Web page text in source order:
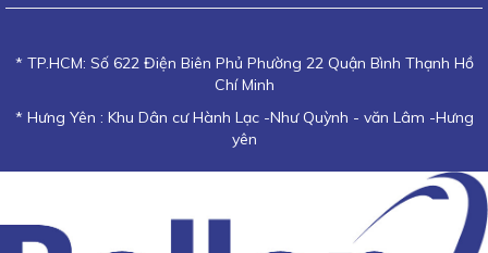
* TP.HCM: Số 622 Điện Biên Phủ Phường 22 Quận Bình Thạnh Hồ
Chí Minh
* Hưng Yên : Khu Dân cư Hành Lạc -Như Quỳnh - văn Lâm -Hưng
yên